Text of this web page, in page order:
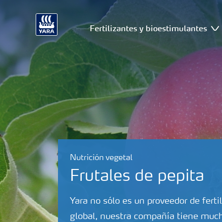
Fertilizantes y bioestimulantes
Nutrición vegetal
Frutales de pepita
Yara no sólo es un proveedor de
global, nuestra compañía tiene